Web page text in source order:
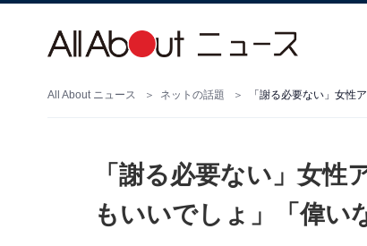
All About ニュース ネットの話題 「謝る必要ない」女性
「謝る必要ない」女
もいいでしょ」「偉い